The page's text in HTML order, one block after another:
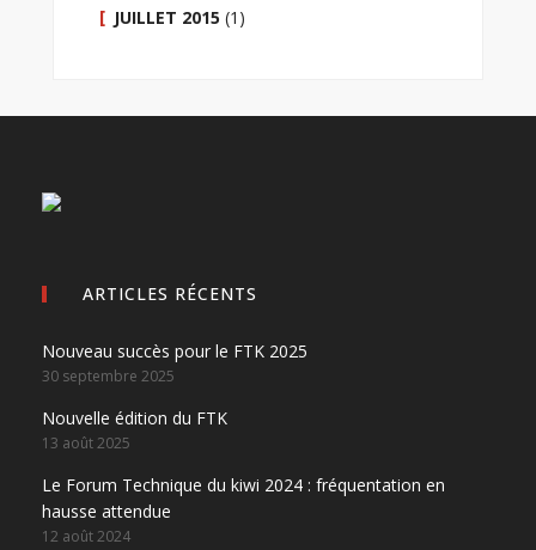
JUILLET 2015 (1)
ARTICLES RÉCENTS
Nouveau succès pour le FTK 2025
30 septembre 2025
Nouvelle édition du FTK
13 août 2025
Le Forum Technique du kiwi 2024 : fréquentation en
hausse attendue
12 août 2024